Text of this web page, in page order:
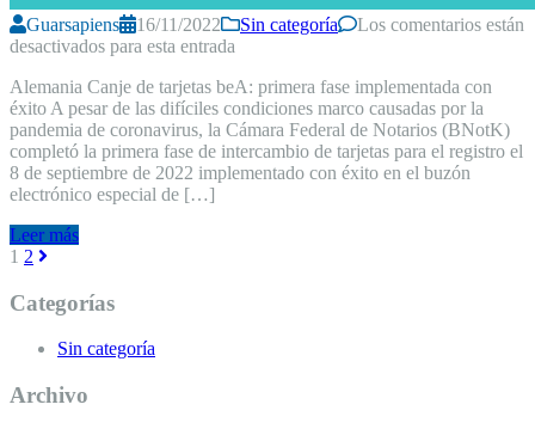
Guarsapiens 16/11/2022 Sin categoría
Los comentarios están
desactivados para esta entrada
Alemania Canje de tarjetas beA: primera fase implementada con
éxito A pesar de las difíciles condiciones marco causadas por la
pandemia de coronavirus, la Cámara Federal de Notarios (BNotK)
completó la primera fase de intercambio de tarjetas para el registro el
8 de septiembre de 2022 implementado con éxito en el buzón
electrónico especial de […]
Leer más
Navegación
de
entradas
1 2
Categorías
Sin categoría
Archivo